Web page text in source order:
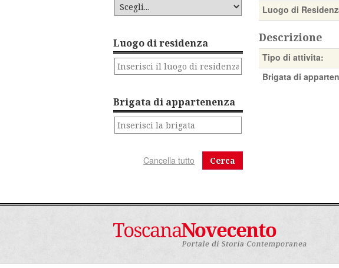
Luogo di residenza
Brigata di appartenenza
Cerca
Luogo di
Descrizione
Tipo di attivita:
Brigata di